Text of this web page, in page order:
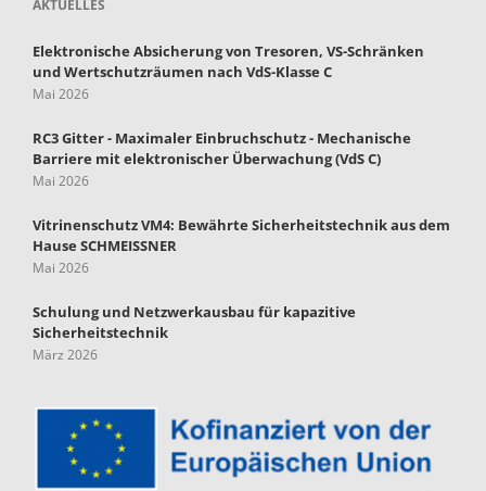
AKTUELLES
Elektronische Absicherung von Tresoren, VS-Schränken
und Wertschutzräumen nach VdS-Klasse C
Mai 2026
RC3 Gitter - Maximaler Einbruchschutz - Mechanische
Barriere mit elektronischer Überwachung (VdS C)
Mai 2026
Vitrinenschutz VM4: Bewährte Sicherheitstechnik aus dem
Hause SCHMEISSNER
Mai 2026
Schulung und Netzwerkausbau für kapazitive
Sicherheitstechnik
März 2026